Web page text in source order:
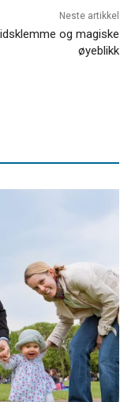
Neste artikkel
og magiske
øyeblikk